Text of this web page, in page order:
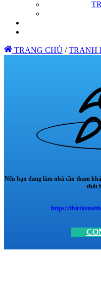
TRANG CHỦ / TRANH
Nếu bạn đang làm nhà cần tham
thất
https://